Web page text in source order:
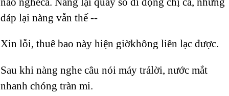
đáp lại nàng vẫn thế --
Xin lỗi, thuê bao này hiện giờkhông liên lạc được.
Sau khi nàng nghe câu nói máy trảlời, nước mắt
nhanh chóng tràn mi.